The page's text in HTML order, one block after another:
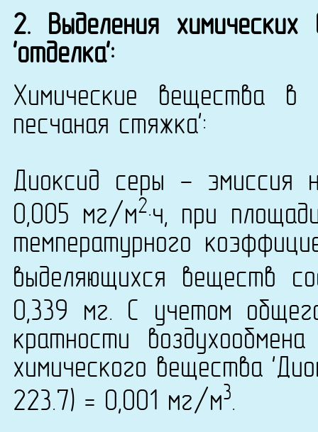
2. Выделения
'отделка':
Химические вещества в
песчаная стяжка':
Диоксид серы - эмиссия
0,005 мг/м2·ч, при
температурного
выделяющихся веществ
0,339 мг. С учетом
кратности
химического вещества
223.7) = 0,001 мг/м3.